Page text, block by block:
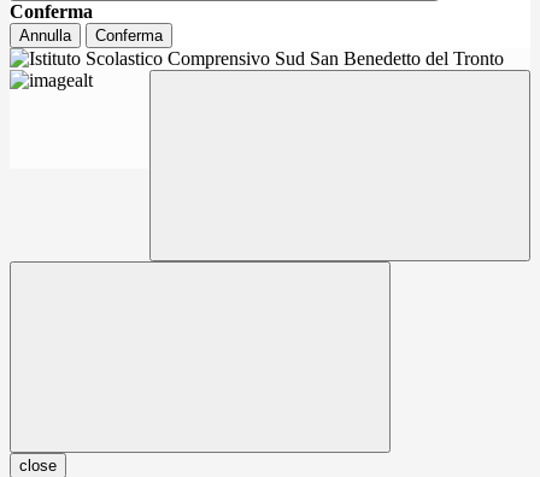
Conferma
Annulla Conferma
close